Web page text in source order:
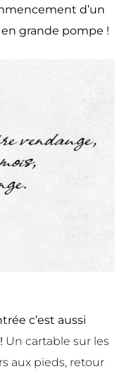
d’un
grande pompe !
c’est aussi
Un cartable sur les
aux pieds, retour